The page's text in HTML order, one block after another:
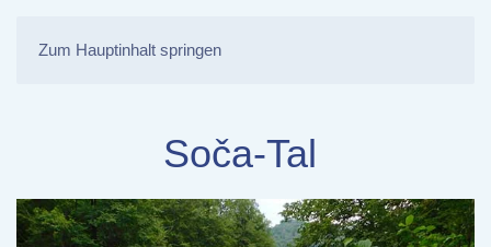
Zum Hauptinhalt springen
Soča-Tal